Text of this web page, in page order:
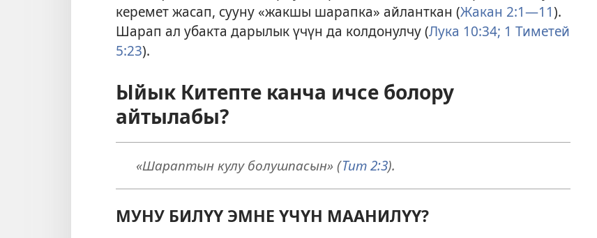
керемет жасап, сууну «жакшы шарапка» айланткан (Жакан 2:1—11).
Шарап ал убакта дарылык үчүн да колдонулчу (Лука 10:34; 1 Тиметей
5:23).
Ыйык Китепте канча ичсе болору
айтылабы?
«Шараптын кулу болушпасын» (Тит 2:3).
МУНУ БИЛҮҮ ЭМНЕ ҮЧҮН МААНИЛҮҮ?